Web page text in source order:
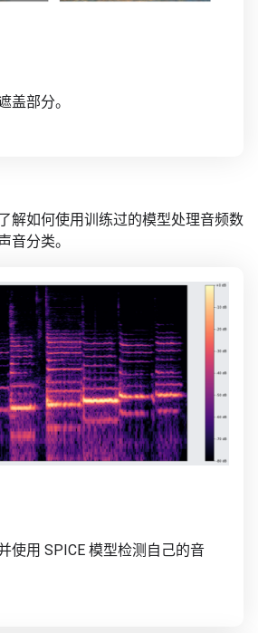
盖部分。
解如何使用训练过的模型处理音频数
音分类。
使用 SPICE 模型检测自己的音